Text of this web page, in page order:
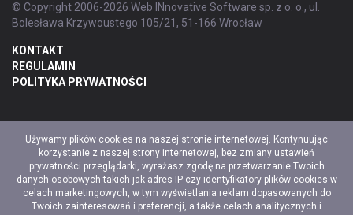
© Copyright 2006-2026 Web INnovative Software sp. z o. o., ul.
Bolesława Krzywoustego 105/21, 51-166 Wrocław
KONTAKT
REGULAMIN
POLITYKA PRYWATNOŚCI
Używamy plików cookies na naszej stronie internetowej. Kontynuując
korzystanie z naszej strony internetowej, bez zmiany ustawień
prywatności przeglądarki, wyrażasz zgodę na przetwarzanie Twoich
danych osobowych takich jak adres IP czy identyfikatory plików cookies w
celach marketingowych, w tym wyświetlania reklam dopasowanych do
Twoich zainteresowań i preferencji, a także celach analitycznych i